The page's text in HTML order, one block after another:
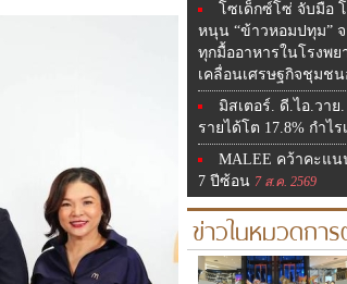
โซเด็กซ์โซ่ จับมือ
หนุน “ข้าวหอมปทุม”
ทุกมื้ออาหารในโรงพ
เคลื่อนเศรษฐกิจชุมชน
มิสเตอร์. ดี.ไอ.วา
รายได้โต 17.8% กำไ
MALEE คว้าคะแน
7 ปีซ้อน 7 ส.ค. 2569
ข่าวในหมวดกา